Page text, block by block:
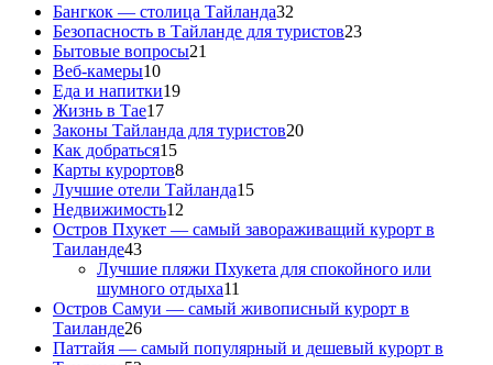
Бангкок — столица Тайланда32
Безопасность в Тайланде для туристов23
Бытовые вопросы21
Веб-камеры10
Еда и напитки19
Жизнь в Тае17
Законы Тайланда для туристов20
Как добраться15
Карты курортов8
Лучшие отели Тайланда15
Недвижимость12
Остров Пхукет — самый завораживащий курорт в
Таиланде43
Лучшие пляжи Пхукета для спокойного или
шумного отдыха11
Остров Самуи — самый живописный курорт в
Таиланде26
Паттайя — самый популярный и дешевый курорт в